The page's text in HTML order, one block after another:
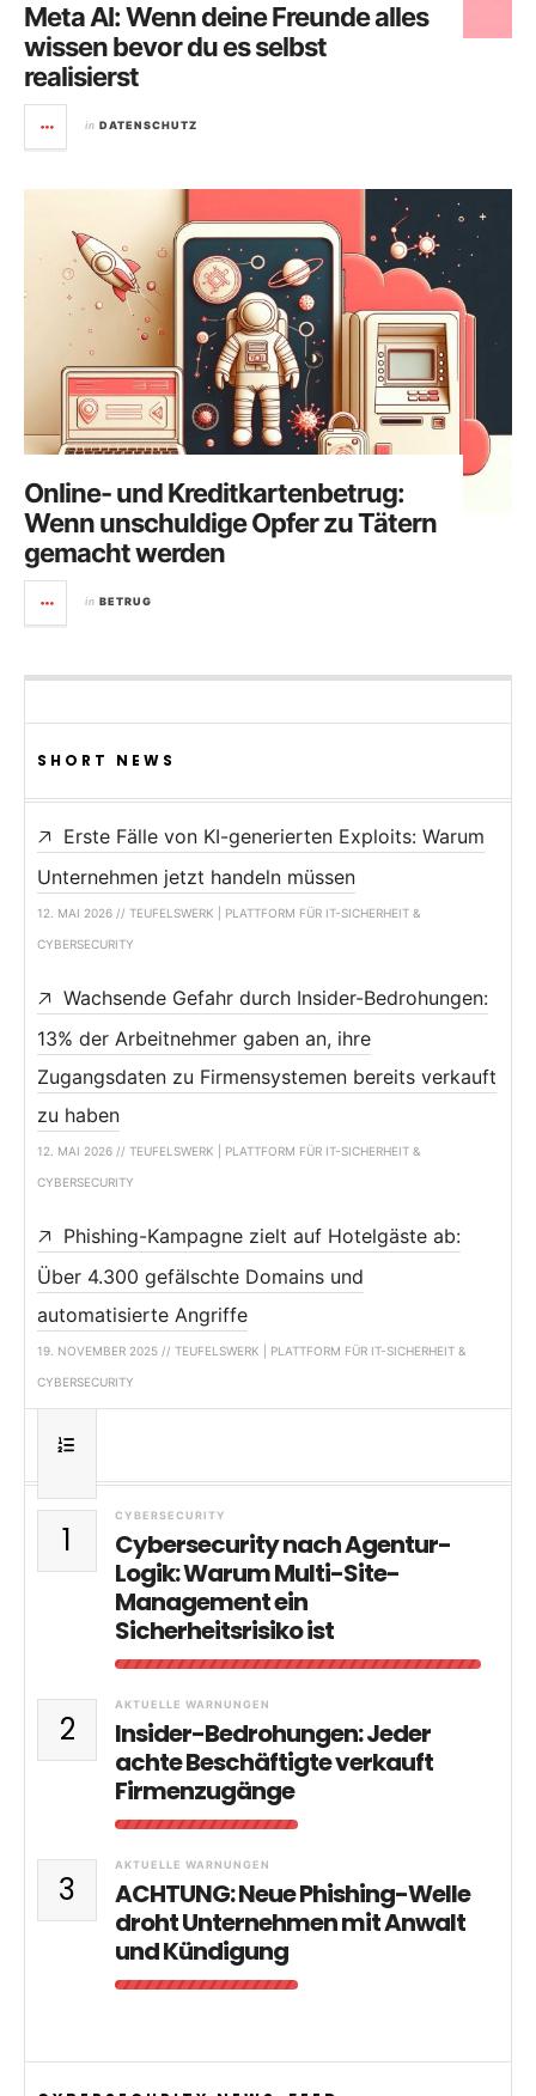
Meta AI: Wenn deine Freunde alles
wissen bevor du es selbst
realisierst
in DATENSCHUTZ
Online- und Kreditkartenbetrug:
Wenn unschuldige Opfer zu Tätern
gemacht werden
in BETRUG
SHORT NEWS
Erste Fälle von KI-generierten Exploits: Warum
Unternehmen jetzt handeln müssen
12. MAI 2026 // TEUFELSWERK | PLATTFORM FÜR IT-SICHERHEIT &
CYBERSECURITY
Wachsende Gefahr durch Insider-Bedrohungen:
13% der Arbeitnehmer gaben an, ihre
Zugangsdaten zu Firmensystemen bereits verkauft
zu haben
12. MAI 2026 // TEUFELSWERK | PLATTFORM FÜR IT-SICHERHEIT &
CYBERSECURITY
Phishing-Kampagne zielt auf Hotelgäste ab:
Über 4.300 gefälschte Domains und
automatisierte Angriffe
19. NOVEMBER 2025 // TEUFELSWERK | PLATTFORM FÜR IT-SICHERHEIT &
CYBERSECURITY
1
CYBERSECURITY
Cybersecurity nach Agentur-
Logik: Warum Multi-Site-
Management ein
Sicherheitsrisiko ist
2
AKTUELLE WARNUNGEN
Insider-Bedrohungen: Jeder
achte Beschäftigte verkauft
Firmenzugänge
3
AKTUELLE WARNUNGEN
ACHTUNG: Neue Phishing-Welle
droht Unternehmen mit Anwalt
und Kündigung